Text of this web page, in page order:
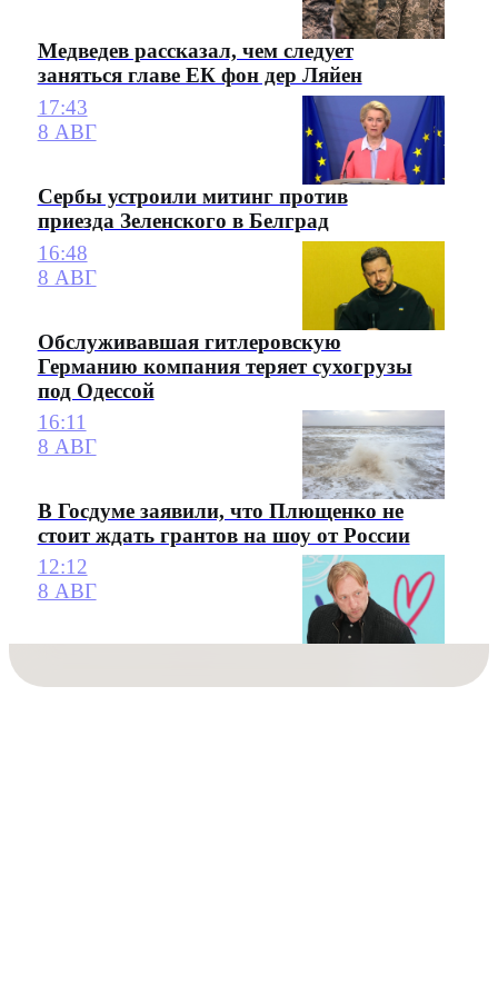
Медведев рассказал, чем следует
заняться главе ЕК фон дер Ляйен
17:43
8 АВГ
Сербы устроили митинг против
приезда Зеленского в Белград
16:48
8 АВГ
Обслуживавшая гитлеровскую
Германию компания теряет сухогрузы
под Одессой
16:11
8 АВГ
В Госдуме заявили, что Плющенко не
стоит ждать грантов на шоу от России
12:12
8 АВГ